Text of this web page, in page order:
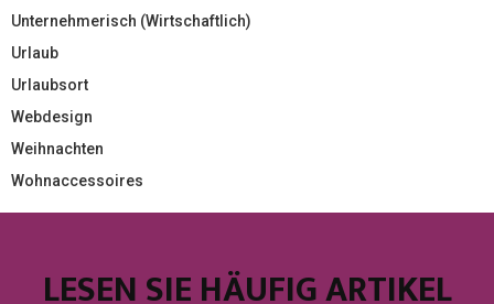
Unternehmerisch (Wirtschaftlich)
Urlaub
Urlaubsort
Webdesign
Weihnachten
Wohnaccessoires
LESEN SIE HÄUFIG ARTIKEL